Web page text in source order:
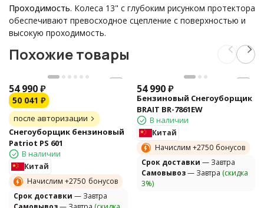
Проходимость. Колеса 13" с глубоким рисунком протектора
обеспечивают превосходное сцепление с поверхностью и
высокую проходимость.
Похожие товары
54 990₽
50 041 ₽
после авторизации
Снегоуборщик бензиновый
Patriot PS 601
В наличии
Китай
Начислим +2750 бонусов
Cрок доставки — Завтра
54 990 ₽
Бензиновый Снегоуборщик
BRAIT BR-7861EW
В наличии
Китай
Начислим +2750 бонусов
Cрок доставки — Завтра
Самовывоз— Завтра (скидка
3%)